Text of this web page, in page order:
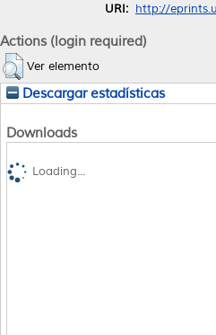
URI: http://
Actions (login required)
Ver elemento
Descargar estadísticas
Downloads
Loading...